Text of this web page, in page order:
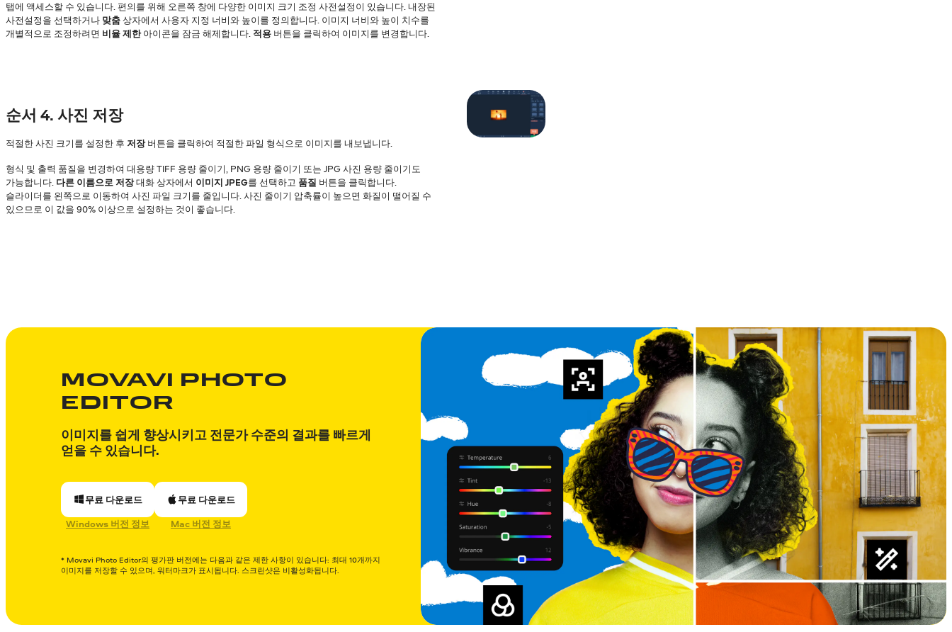
탭에 액세스할 수 있습니다. 편의를 위해 오른쪽 창에 다양한 이미지 크기 조정 사전설정이 있습니다. 내장된
사전설정을 선택하거나 맞춤상자에서 사용자 지정 너비와 높이를 정의합니다. 이미지 너비와 높이 치수를
개별적으로 조정하려면 비율 제한아이콘을 잠금 해제합니다. 적용 버튼을 클릭하여 이미지를 변경합니다.
순서 4. 사진 저장
적절한 사진 크기를 설정한 후 저장버튼을 클릭하여 적절한 파일 형식으로 이미지를 내보냅니다.
형식 및 출력 품질을 변경하여 대용량 TIFF 용량 줄이기, PNG 용량 줄이기 또는 JPG 사진 용량 줄이기도
가능합니다. 다른 이름으로 저장대화 상자에서 이미지 JPEG를 선택하고 품질 버튼을 클릭합니다.
슬라이더를 왼쪽으로 이동하여 사진 파일 크기를 줄입니다. 사진 줄이기 압축률이 높으면 화질이 떨어질 수
있으므로 이 값을 90% 이상으로 설정하는 것이 좋습니다.
MOVAVI PHOTO
EDITOR
이미지를 쉽게 향상시키고 전문가 수준의 결과를 빠르게
얻을 수 있습니다.
무료 다운로드
Windows 버전 정보
무료 다운로드
Mac 버전 정보
* Movavi Photo Editor의 평가판 버전에는 다음과 같은 제한 사항이 있습니다: 최대 10개까지
이미지를 저장할 수 있으며, 워터마크가 표시됩니다. 스크린샷은 비활성화됩니다.